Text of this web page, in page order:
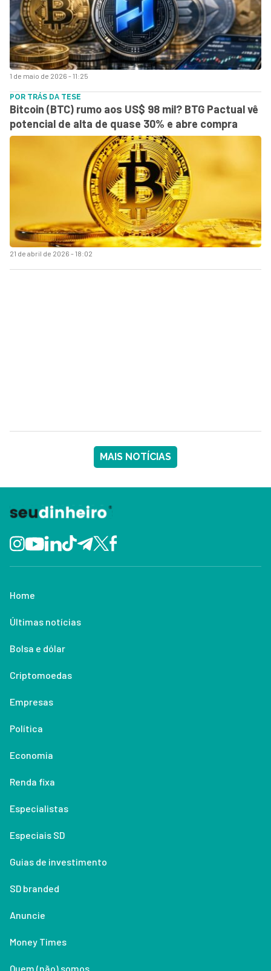
1 de maio de 2026 - 11:25
21 de abril de 2026 - 18:02
POR TRÁS DA TESE
Bitcoin (BTC) rumo aos US$ 98 mil? BTG Pactual vê
potencial de alta de quase 30% e abre compra
MAIS NOTÍCIAS
Home
Últimas notícias
Bolsa e dólar
Criptomoedas
Empresas
Política
Economia
Renda fixa
Especialistas
Especiais SD
Guias de investimento
SD branded
Anuncie
Money Times
Quem (não) somos